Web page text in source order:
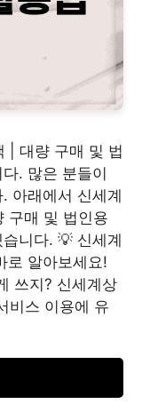
| 대량 구매 및 법
. 많은 분들이
아래에서 신세계
구매 및 법인용
니다. 💡 신세계
로 알아보세요!
쓰지? 신세계상
비스 이용에 유